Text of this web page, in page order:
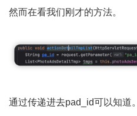
然而在看我们刚才的方法。
通过传递进去pad_id可以知道。